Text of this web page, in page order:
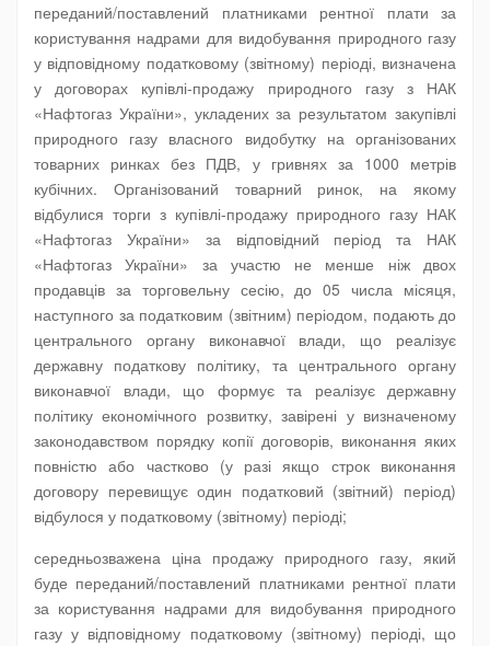
переданий/поставлений платниками рентної плати за
користування надрами для видобування природного газу
у відповідному податковому (звітному) періоді, визначена
у договорах купівлі-продажу природного газу з НАК
«Нафтогаз України», укладених за результатом закупівлі
природного газу власного видобутку на організованих
товарних ринках без ПДВ, у гривнях за 1000 метрів
кубічних. Організований товарний ринок, на якому
відбулися торги з купівлі-продажу природного газу НАК
«Нафтогаз України» за відповідний період та НАК
«Нафтогаз України» за участю не менше ніж двох
продавців за торговельну сесію, до 05 числа місяця,
наступного за податковим (звітним) періодом, подають до
центрального органу виконавчої влади, що реалізує
державну податкову політику, та центрального органу
виконавчої влади, що формує та реалізує державну
політику економічного розвитку, завірені у визначеному
законодавством порядку копії договорів, виконання яких
повністю або частково (у разі якщо строк виконання
договору перевищує один податковий (звітний) період)
відбулося у податковому (звітному) періоді;
середньозважена ціна продажу природного газу, який
буде переданий/поставлений платниками рентної плати
за користування надрами для видобування природного
газу у відповідному податковому (звітному) періоді, що